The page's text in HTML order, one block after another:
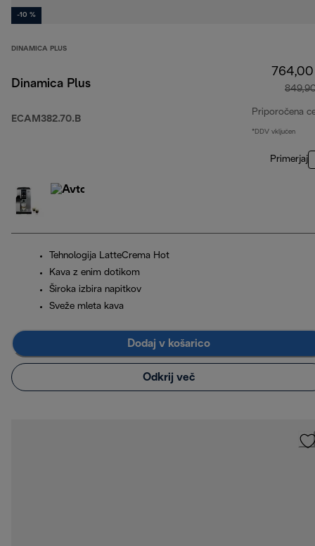
-10 %
DINAMICA PLUS
Dinamica Plus
ECAM382.70.B
Priporočena
*DDV vključen
Primerjaj
Tehnologija LatteCrema Hot
Kava z enim dotikom
Široka izbira napitkov
Sveže mleta kava
Dodaj v košarico
Odkrij več